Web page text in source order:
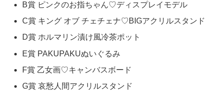
B賞 ピンクのお指ちゃん♡ディスプレイモデル
C賞 キング オブ チェチェナ♡BIGアクリルスタンド
D賞 ホルマリン漬け風冷茶ポット
E賞 PAKUPAKUぬいぐるみ
F賞 ⼄⼥画♡キャンバスボード
G賞 哀愁人間アクリルスタンド